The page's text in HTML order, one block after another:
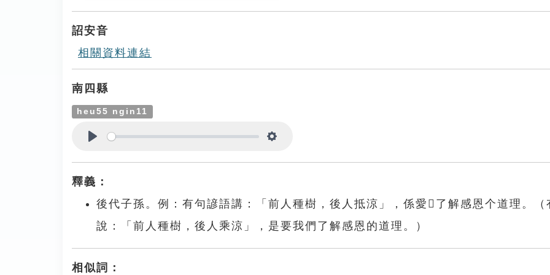
詔安音
相關資料連結
南四縣
heu55 ngin11
釋義：
後代子孫。例：有句諺語講：「前人種樹，後人抵涼」，係愛𫣆了解感恩个道理。（
說：「前人種樹，後人乘涼」，是要我們了解感恩的道理。）
相似詞：